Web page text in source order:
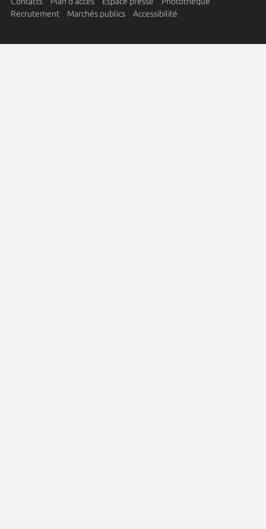
Recrutement
Marchés publics Accessibilité